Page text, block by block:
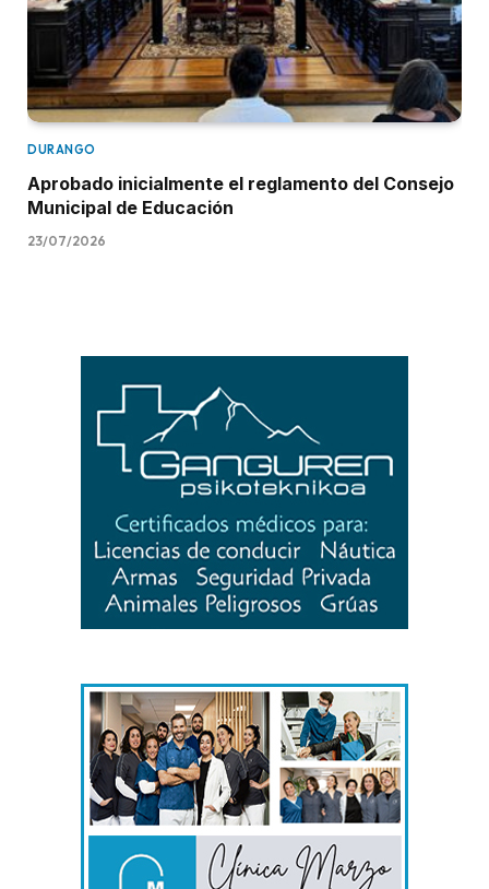
DURANGO
Aprobado inicialmente el reglamento del Consejo
Municipal de Educación
23/07/2026